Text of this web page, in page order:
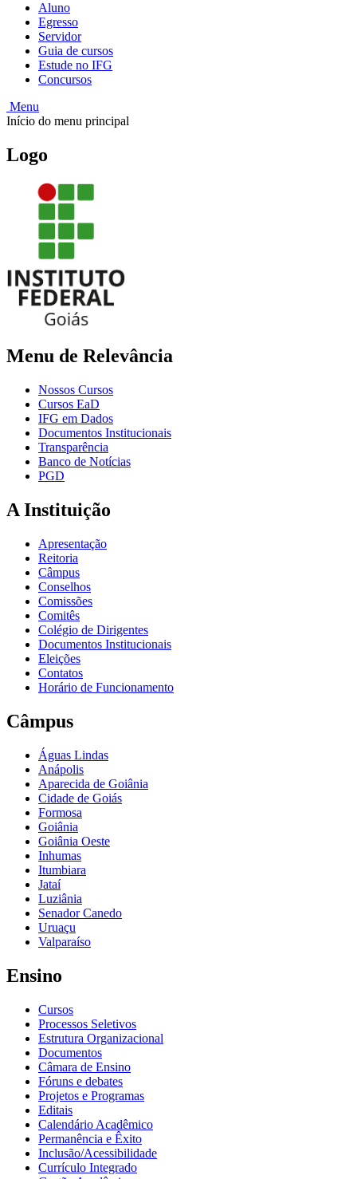
Aluno
Egresso
Servidor
Guia de cursos
Estude no IFG
Concursos
Menu
Início do menu principal
Logo
Menu de Relevância
Nossos Cursos
Cursos EaD
IFG em Dados
Documentos Institucionais
Transparência
Banco de Notícias
PGD
A Instituição
Apresentação
Reitoria
Câmpus
Conselhos
Comissões
Comitês
Colégio de Dirigentes
Documentos Institucionais
Eleições
Contatos
Horário de Funcionamento
Câmpus
Águas Lindas
Anápolis
Aparecida de Goiânia
Cidade de Goiás
Formosa
Goiânia
Goiânia Oeste
Inhumas
Itumbiara
Jataí
Luziânia
Senador Canedo
Uruaçu
Valparaíso
Ensino
Cursos
Processos Seletivos
Estrutura Organizacional
Documentos
Câmara de Ensino
Fóruns e debates
Projetos e Programas
Editais
Calendário Acadêmico
Permanência e Êxito
Inclusão/Acessibilidade
Currículo Integrado